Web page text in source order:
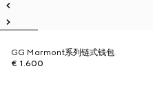
GG Marmont系列链式钱包
€ 1.600